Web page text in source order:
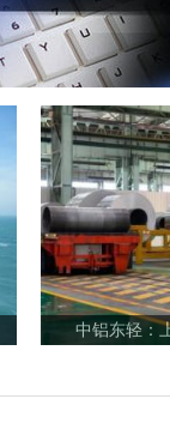
中铝东轻：